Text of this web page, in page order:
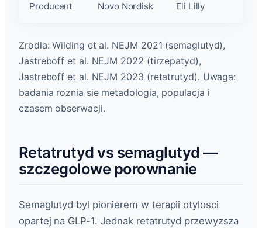
Producent Novo Nordisk Eli Lilly
Zrodla: Wilding et al. NEJM 2021 (semaglutyd),
Jastreboff et al. NEJM 2022 (tirzepatyd),
Jastreboff et al. NEJM 2023 (retatrutyd). Uwaga:
badania roznia sie metadologia, populacja i
czasem obserwacji.
Retatrutyd vs semaglutyd —
szczegolowe porownanie
Semaglutyd byl pionierem w terapii otylosci
opartej na GLP-1. Jednak retatrutyd przewyzsza